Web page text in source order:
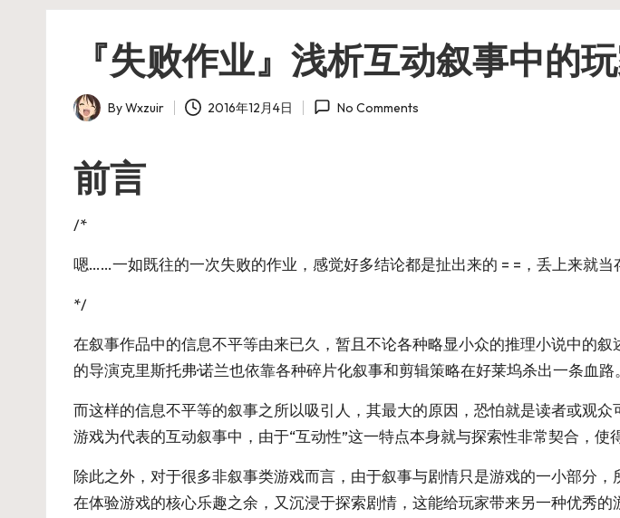
r
N
e
『失败作业』浅析互动叙事中的
Posted
ByWxzuir 2016年12月4日 No Comments
前言
/*
嗯……一如既往的一次失败的作业，感觉好多结论都是扯出来的 = =，丢上来就
*/
在叙事作品中的信息不平等由来已久，暂且不论各种略显小众的推理小说中的叙
的导演克里斯托弗·诺兰也依靠各种碎片化叙事和剪辑策略在好莱坞杀出一条血路。
而这样的信息不平等的叙事之所以吸引人，其最大的原因，恐怕就是读者或观
游戏为代表的互动叙事中，由于“互动性”这一特点本身就与探索性非常契合，使
除此之外，对于很多非叙事类游戏而言，由于叙事与剧情只是游戏的一小部分
在体验游戏的核心乐趣之余，又沉浸于探索剧情，这能给玩家带来另一种优秀